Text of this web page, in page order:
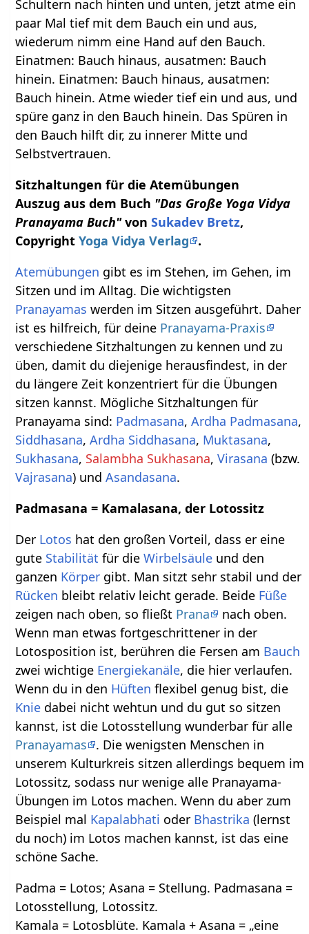
Schultern nach hinten und unten, jetzt atme ein
paar Mal tief mit dem Bauch ein und aus,
wiederum nimm eine Hand auf den Bauch.
Einatmen: Bauch hinaus, ausatmen: Bauch
hinein. Einatmen: Bauch hinaus, ausatmen:
Bauch hinein. Atme wieder tief ein und aus, und
spüre ganz in den Bauch hinein. Das Spüren in
den Bauch hilft dir, zu innerer Mitte und
Selbstvertrauen.
Sitzhaltungen für die Atemübungen
Auszug aus dem Buch "Das Große Yoga Vidya
Pranayama Buch"vonSukadev Bretz,
CopyrightYoga Vidya Verlag
.
Atemübungen gibt es im Stehen, im Gehen, im
Sitzen und im Alltag. Die wichtigsten
Pranayamas werden im Sitzen ausgeführt. Daher
ist es hilfreich, für deine Pranayama-Praxis
verschiedene Sitzhaltungen zu kennen und zu
üben, damit du diejenige herausfindest, in der
du längere Zeit konzentriert für die Übungen
sitzen kannst. Mögliche Sitzhaltungen für
Pranayama sind: Padmasana,Ardha Padmasana,
Siddhasana,Ardha Siddhasana, Muktasana,
Sukhasana, Salambha Sukhasana,Virasana (bzw.
Vajrasana) undAsandasana.
Padmasana = Kamalasana, der Lotossitz
Der Lotos hat den großen Vorteil, dass er eine
gute Stabilität für dieWirbelsäule und den
ganzen Körper gibt. Man sitzt sehr stabil und der
Rücken bleibt relativ leicht gerade. Beide Füße
zeigen nach oben, so fließt Prana
nach oben.
Wenn man etwas fortgeschrittener in der
Lotosposition ist, berühren die Fersen am Bauch
zwei wichtige Energiekanäle, die hier verlaufen.
Wenn du in den Hüften flexibel genug bist, die
Knie dabei nicht wehtun und du gut so sitzen
kannst, ist die Lotosstellung wunderbar für alle
Pranayamas
. Die wenigsten Menschen in
unserem Kulturkreis sitzen allerdings bequem im
Lotossitz, sodass nur wenige alle Pranayama-
Übungen im Lotos machen. Wenn du aber zum
Beispiel mal Kapalabhati oder Bhastrika (lernst
du noch) im Lotos machen kannst, ist das eine
schöne Sache.
Padma = Lotos; Asana = Stellung. Padmasana =
Lotosstellung, Lotossitz.
Kamala = Lotosblüte. Kamala + Asana = „eine